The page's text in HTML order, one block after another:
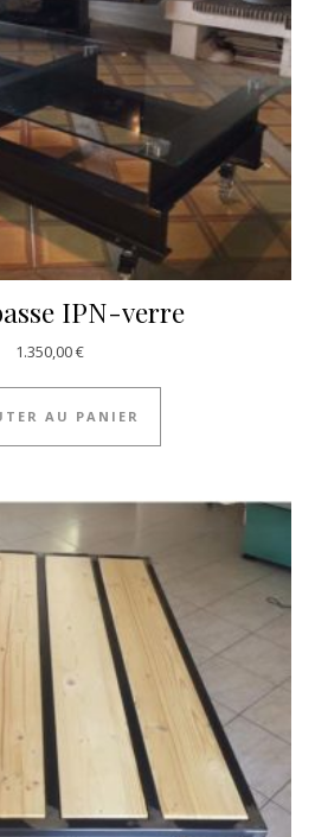
IPN-verre
1.350,00€
AU PANIER